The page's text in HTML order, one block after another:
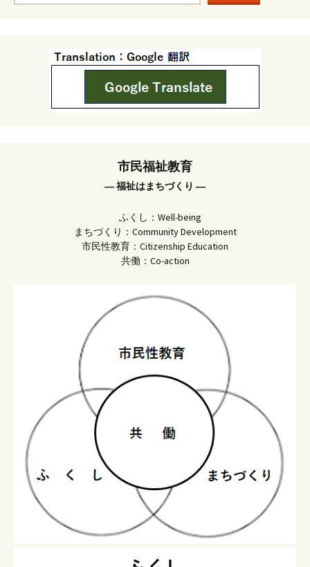
市民福祉教育
― 福祉はまちづくり ―
ふくし：Well-being
まちづくり：Community Development
市民性教育：Citizenship Education
共働：Co-action